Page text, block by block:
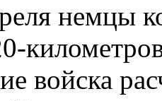
немцы
войска